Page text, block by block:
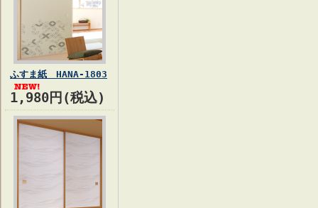
ふすま紙 HANA-1803
1,980円(税込)